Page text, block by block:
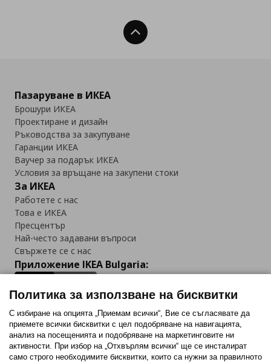
Нагоре
Пазаруване в ИКЕА
Брошури ИКЕА
Проектиране и дизайн
Ръководства за закупуване
Гаранции ИКЕА
Ваучер за подарък ИКЕА
Условия за връщане на закупени стоки
За ИКЕА
Работете с нас
Това е ИКЕА
Пресцентър
Най-често задавани въпроси
Свържете се с нас
Приложение IKEA Bulgaria:
Последвайте ни:
FacebookTwitterYoutubePinterestInstagram
Политика за използване на бисквитки
С избиране на опцията „Приемам всички“, Вие се съгласявате да
приемете всички бисквитки с цел подобряване на навигацията,
анализ на посещенията и подобряване на маркетинговите ни
активности. При избор на „Отхвърлям всички“ ще се инсталират
само строго необходимитe бисквитки, които са нужни за правилното